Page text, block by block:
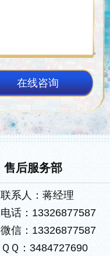
在线咨询
售后服务部
联系人：蒋经理
电话：13326877587
微信：13326877587
ＱＱ：3484727690